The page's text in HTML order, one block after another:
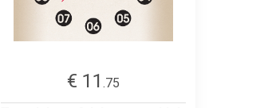
€ 11 .75